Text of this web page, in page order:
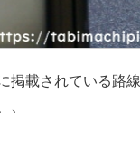
載されている路
、